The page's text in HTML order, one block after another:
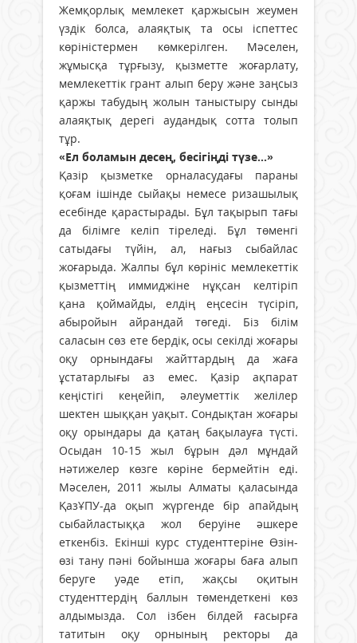
Жемқорлық мемлекет қаржысын жеумен
үздік болса, алаяқтық та осы іспеттес
көріністермен көмкерілген. Мәселен,
жұмысқа тұрғызу, қызметте жоғарлату,
мемлекеттік грант алып беру және заңсыз
қаржы табудың жолын таныстыру сынды
алаяқтық дерегі аудандық сотта толып
тұр.
«Ел боламын десең, бесігіңді түзе...»
Қазір қызметке орналасудағы параны
қоғам ішінде сыйақы немесе ризашылық
есебінде қарастырады. Бұл тақырып тағы
да білімге келіп тіреледі. Бұл төменгі
сатыдағы түйін, ал, нағыз сыбайлас
жоғарыда. Жалпы бұл көрініс мемлекеттік
қызметтің иммиджіне нұқсан келтіріп
қана қоймайды, елдің еңсесін түсіріп,
абыройын айрандай төгеді. Біз білім
саласын сөз ете бердік, осы секілді жоғары
оқу орнындағы жайттардың да жаға
ұстатарлығы аз емес. Қазір ақпарат
кеңістігі кеңейіп, әлеуметтік желілер
шектен шыққан уақыт. Сондықтан жоғары
оқу орындары да қатаң бақылауға түсті.
Осыдан 10-15 жыл бұрын дәл мұндай
нәтижелер көзге көріне бермейтін еді.
Мәселен, 2011 жылы Алматы қаласында
ҚазҰПУ-да оқып жүргенде бір апайдың
сыбайластыққа жол беруіне әшкере
еткенбіз. Екінші курс студенттеріне Өзін-
өзі тану пәні бойынша жоғары баға алып
беруге уәде етіп, жақсы оқитын
студенттердің баллын төмендеткені көз
алдымызда. Сол ізбен білдей ғасырға
татитын оқу орнының ректоры да